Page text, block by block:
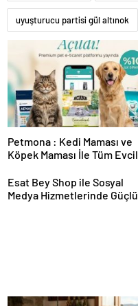
uyuşturucu partisi gül altınok
Petmona : Kedi Maması ve
Köpek Maması İle Tüm Evcil
Esat Bey Shop ile Sosyal
Medya Hizmetlerinde Güçlü